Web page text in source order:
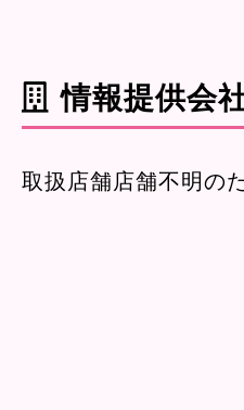
情報提供会
取扱店舗店舗不明の